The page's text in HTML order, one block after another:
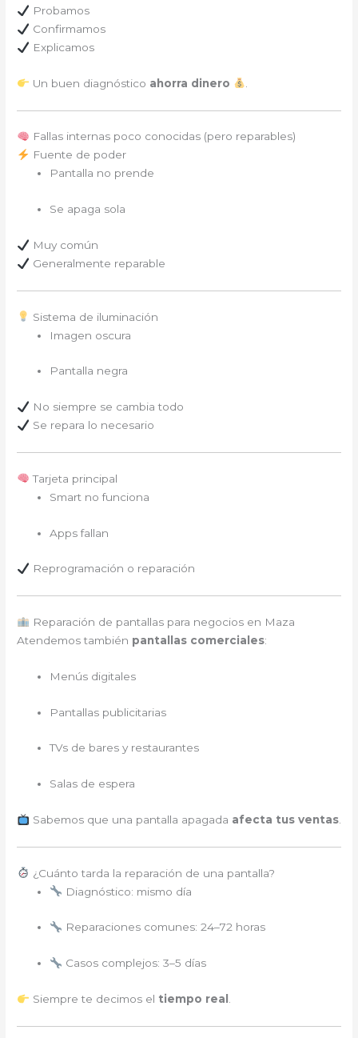
Probamos
Confirmamos
Explicamos
Un buen diagnóstico ahorra dinero
Fallas internas poco conocidas (pero reparables)
Fuente de poder
Pantalla no prende
Se apaga sola
Muy común
Generalmente reparable
Sistema de iluminación
Imagen oscura
Pantalla negra
No siempre se cambia todo
Se repara lo necesario
Tarjeta principal
Smart no funciona
Apps fallan
Reprogramación o reparación
Reparación de pantallas para negocios en Maza
Atendemos también pantallas comerciales:
Menús digitales
Pantallas publicitarias
TVs de bares y restaurantes
Salas de espera
Sabemos que una pantalla apagada afecta tus ventas.
¿Cuánto tarda la reparación de una pantalla?
Diagnóstico: mismo día
Reparaciones comunes: 24–72 horas
Casos complejos: 3–5 días
Siempre te decimos el tiempo real .